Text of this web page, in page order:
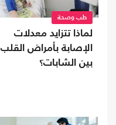
طب وصحة
لماذا تتزايد معدلات
الإصابة بأمراض القلب
بين الشابات؟